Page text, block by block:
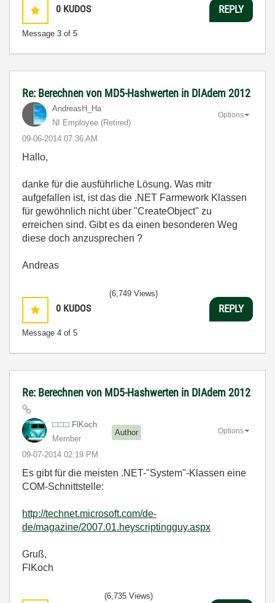
0 KUDOS
Message 3 of 5
REPLY
Re: Berechnen von MD5-Hashwerten in DIAdem 2012
AndreasH_Ha
NI Employee (retired)
‎09-06-2014 07:36 AM
Options
Hallo,
danke für die ausführliche Lösung. Was mitr
aufgefallen ist, ist das die .NET Farmework Klassen
für gewöhnlich nicht über "CreateObject" zu
erreichen sind. Gibt es da einen besonderen Weg
diese doch anzusprechen ?
Andreas
0 KUDOS
Message 4 of 5
(6,749 Views)
REPLY
Re: Berechnen von MD5-Hashwerten in DIAdem 2012
FlKoch
Member
Author
‎09-07-2014 02:19 PM
Options
Es gibt für die meisten .NET-"System"-Klassen eine
COM-Schnittstelle:
http://technet.microsoft.com/de-
de/magazine/2007.01.heyscriptingguy.aspx
Gruß,
FlKoch
(6,735 Views)